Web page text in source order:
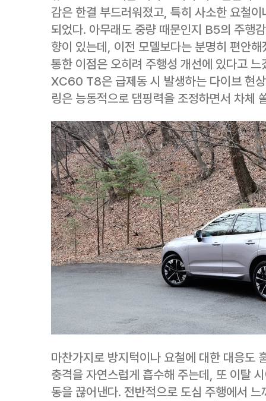
감은 한결 부드러워졌고, 특히 사소한 요철
되었다. 아무래도 중량 때문인지 B5의 주행
향이 있는데, 이전 모델보다는 분명히 편안
통한 이점은 오히려 주행성 개선에 있다고
XC60 T8은 급제동 시 발생하는 다이브 현
링은 능동적으로 댐핑력을 조정하면서 차체
마찬가지로 방지턱이나 요철에 대한 대응도
충격을 자연스럽게 흡수해 주는데, 또 이탈
동을 끊어낸다. 전반적으로 도심 주행에서